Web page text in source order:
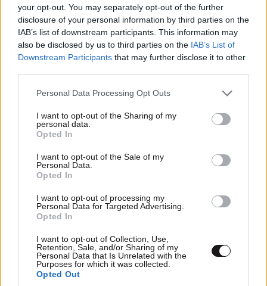
your opt-out. You may separately opt-out of the further
disclosure of your personal information by third parties on the
IAB’s list of downstream participants. This information may
also be disclosed by us to third parties on the IAB’s List of
Downstream Participants that may further disclose it to other
Please note that this website/app uses one or more Google
not limited to your visit or usage behaviour. You may click to
grant or deny consent to Google and its third-party tags to
use your data for below specified purposes in below Google
consent section.
Personal Data Processing Opt Outs
I want to opt-out of the Sharing of my
personal data.
Opted In
I want to opt-out of the Sale of my
Personal Data.
Opted In
I want to opt-out of processing my
Personal Data for Targeted Advertising.
Opted In
I want to opt-out of Collection, Use,
Retention, Sale, and/or Sharing of my
Personal Data that Is Unrelated with the
Purposes for which it was collected.
Opted Out
πως δεν θα έχουν δικαίωμα ασύλου και δεν θα
οδηγηθούν σε χώρους φιλοξενίας. Θα κρατηθούν
από την Ελληνική Αστυνομία έγκλειστοι και θα
κινηθεί και με εντολή Κυριάκου Μητσοτάκη, η
διαδικασία επιστροφής τους. Σκληρή γραμμή.
Συναγερμός για καύσωνα
Η αντιμετώπιση του μεταναστευτικού δοκιμάζει τις
αντοχές της κυβέρνησης που δεν θέλει να υπάρξει
καθημερινότητας. Ένα από τα τεστ που πρέπει να
περάσει είναι και η επιτυχής αντιμετώπιση του
καύσωνα. Ήδη χθες κυριακάτικα, ο αρμόδιος
υπουργός Περιβάλλοντος και Ενέργειας Σταύρος
υπουργείο με την ομάδα των υφυπουργών, γενικών
γραμματέων και αρμοδίων από ΑΔΜΗΕ, ΔΕΔΔΗΕ και
ΡΑΑΕΥ.